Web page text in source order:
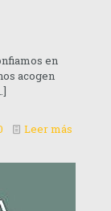
en
acogen
Leer más